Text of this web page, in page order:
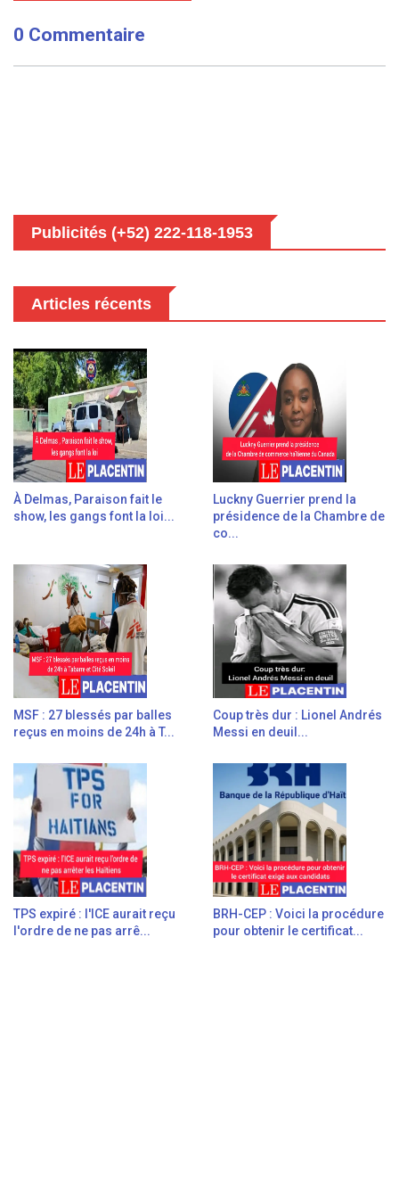
0 Commentaire
Publicités (+52) 222-118-1953
Articles récents
À Delmas, Paraison fait le
show, les gangs font la loi...
Luckny Guerrier prend la
présidence de la Chambre de
co...
MSF : 27 blessés par balles
reçus en moins de 24h à T...
Coup très dur : Lionel Andrés
Messi en deuil...
TPS expiré : l'ICE aurait reçu
l'ordre de ne pas arrê...
BRH-CEP : Voici la procédure
pour obtenir le certificat...